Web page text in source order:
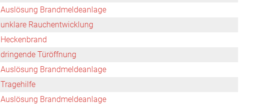
Auslösung Brandmeldeanlage
unklare Rauchentwicklung
Heckenbrand
dringende Türöffnung
Auslösung Brandmeldeanlage
Tragehilfe
Auslösung Brandmeldeanlage